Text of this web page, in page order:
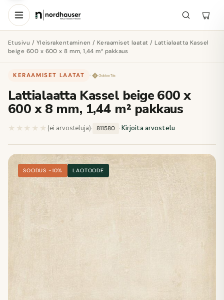
Etusivu / Yleisrakentaminen / Keraamiset laatat / Lattialaatta Kassel
beige 600 x 600 x 8 mm, 1,44 m² pakkaus
KERAAMISET LAATAT ·
Lattialaatta Kassel beige 600 x
600 x 8 mm, 1,44 m² pakkaus
★★★★★ ★★★★★
(ei arvosteluja)· 811580 ·Kirjoita arvostelu
SOODUS −10% LAOTOODE